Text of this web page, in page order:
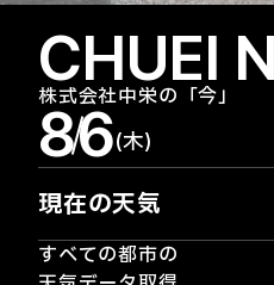
CHUEI
株式会社中栄の「今」
86 木
現在の天気
すべての都市の